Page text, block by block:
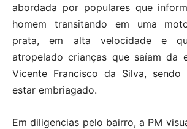
abordada por populares que
homem transitando em uma
prata, em alta velocidade e
atropelado crianças que saíam da
Vicente Francisco da Silva, sendo
estar embriagado.
Em diligencias pelo bairro, a PM